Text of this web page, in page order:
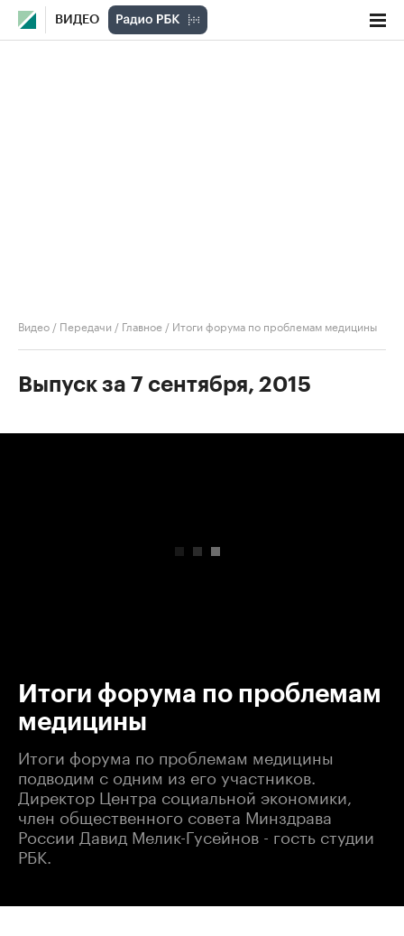
ВИДЕО
Видео / Передачи / Главное / Итоги форума по проблемам медицины
Выпуск за 7 сентября, 2015
Итоги форума по проблемам
медицины
Итоги форума по проблемам медицины
подводим с одним из его участников.
Директор Центра социальной экономики,
член общественного совета Минздрава
России Давид Мелик-Гусейнов - гость студии
РБК.